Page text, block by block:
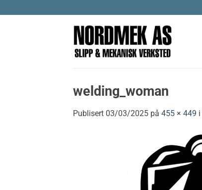
to
welding_woman
Publisert 03/03/2025 på 455 × 449 i